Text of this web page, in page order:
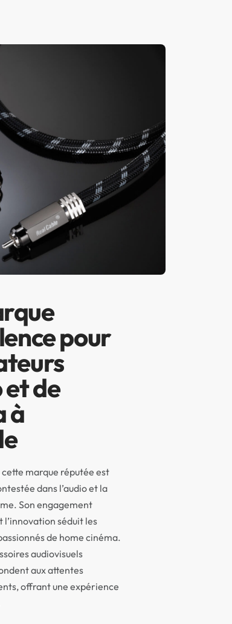
pour
et de
à
cette marque réputée est
dans l’audio et la
Son engagement
séduit les
de home cinéma.
audiovisuels
aux attentes
offrant une expérience